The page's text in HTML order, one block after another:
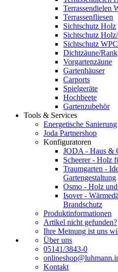
Terrassendielen
Terrassenfliesen
Sichtschutz Holz
Sichtschutz
Sichtschutz WPC
Dichtzäune/
Vorgartenzäune
Gartenhäuser
Carports
Spielgeräte
Hochbeete
Gartenzubehör
Tools & Services
Energetische Sanierung
Joda Partnershop
Konfiguratoren
JODA - Haus &
Scheerer - Holz
Traumgarten -
Gartengestaltung
Osmo - Holz
Isover -
Brandschutz
Produktinformationen
Artikel nicht gefunden?
Ihre Meinung ist uns
Über uns
05141/3843-0
Kontakt